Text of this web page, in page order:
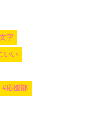
字
いい
#応援部